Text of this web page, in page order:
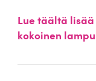
Lue täältä
kokoinen